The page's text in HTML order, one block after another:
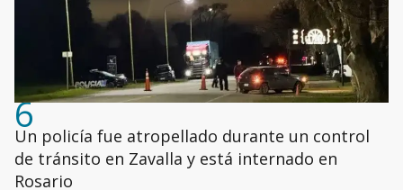
6
Un policía fue atropellado durante un control
de tránsito en Zavalla y está internado en
Rosario